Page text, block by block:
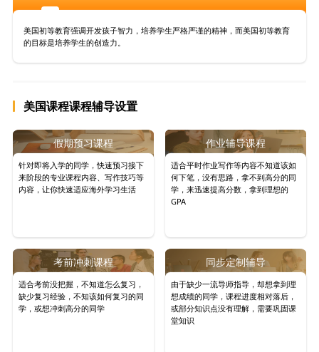
美国初等教育强调开发孩子智力，培养学生严格严谨的精神，而美国初等教育
的目标是培养学生的创造力。
美国课程课程辅导设置
假期预习课程
针对即将入学的同学，快速预习接下
来阶段的专业课程内容、写作技巧等
内容，让你快速适应海外学习生活
作业辅导课程
适合平时作业写作等内容不知道该如
何下笔，没有思路，拿不到高分的同
学，来迅速提高分数，拿到理想的
GPA
考前冲刺课程
适合考前没把握，不知道怎么复习，
缺少复习经验，不知该如何复习的同
学，或想冲刺高分的同学
同步定制辅导
由于缺少一流导师指导，却想拿到理
想成绩的同学，课程进度相对落后，
或部分知识点没有理解，需要巩固课
堂知识